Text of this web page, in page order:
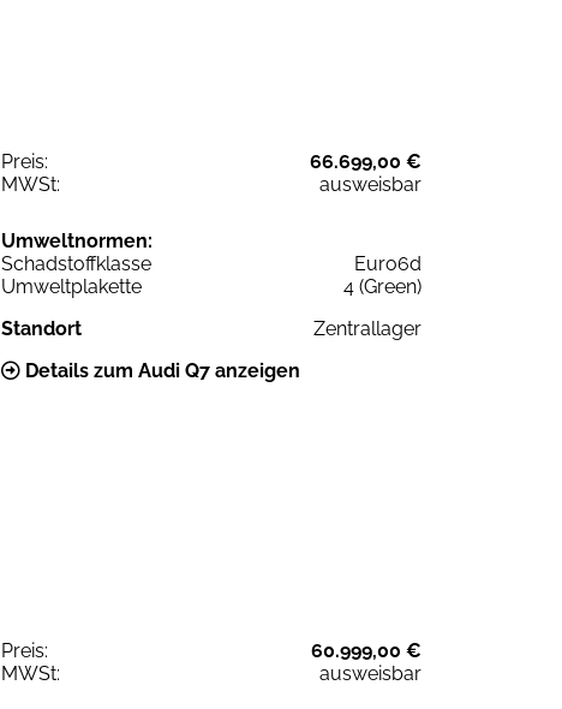
Preis:
66.699,00 €
MWSt:
ausweisbar
Umweltnormen:
Schadstoffklasse
Euro6d
Umweltplakette
4 (Green)
Standort
Zentrallager
Details zum Audi Q7 anzeigen
Preis:
60.999,00 €
MWSt:
ausweisbar